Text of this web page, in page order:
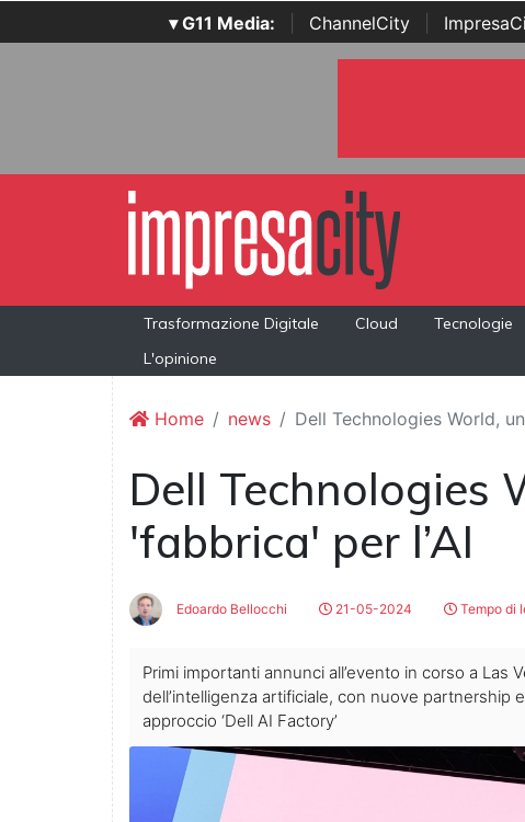
▾ G11 Media: ChannelCity
Trasformazione Digitale Cloud Tecnologie
L'opinione
Home news Dell Technologies World,
Dell Technologies
'fabbrica' per l’AI
Edoardo Bellocchi 21-05-2024 Tempo di
Primi importanti annunci all’evento in corso a
dell’intelligenza artificiale, con nuove
approccio ‘Dell AI Factory’